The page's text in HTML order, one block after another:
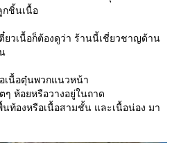
กชิ้นเนื้อ
ยวเนื้อก็ต้องดูว่า ร้านนี้เชี่ยวชาญด้าน
เนื้อตุ๋นพวกแนวหน้า
ๆ ห้อยหรือวางอยู่ในถาด
นท้องหรือเนื้อสามชั้น และเนื้อน่อง มา